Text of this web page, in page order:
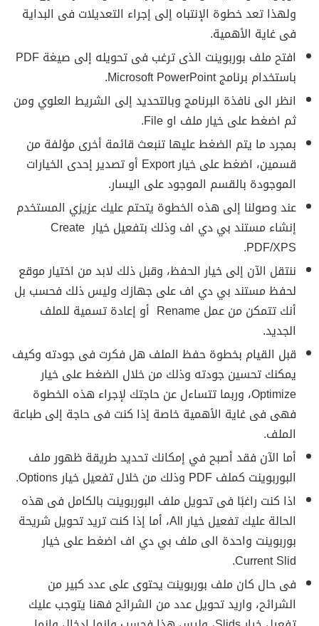
ولهذا تعد خطوة الإنتباه إلى إجراء التعديلات فى البداية
فى غاية الأهمية.
افتح ملف بوربوينت الذى ترغب فى تحويله إلى صيغة PDF
باستخدام برنامج Microsoft PowerPoint.
انظر الى نافذة البرنامج وبالتحديد إلى الشريط العلوي ومن
ثم اضغط على خيار ملف او File.
بمجرد ما يتم الضغط عليها تنبعث قائمة أخرى مؤلفة من
قسمين، اضغط على خيار Export أو تصدير إحدى الخيارات
الموجودة بالقسم الموجود على اليسار.
عند وصولنا إلى هذه الخطوة يتحتم عليك عزيزي المستخدم
إنشاء مستند بي دي اف وذلك بتفعيل خيار Create
PDF/XPS.
ننتقل الآن إلى خيار الحفظ، وقبل ذلك لابد من اختيار موقع
لحفظ مستند بي دي اف على جهازك وليس ذلك فحسب بل
أنك تتمكن من عمل Rename أو إعادة تسمية للملف
الجديد.
قبل القيام بخطوة حفظ الملف هل فكرت فى جودته وكيف
يمكنك تحسين جودته وذلك من خلال الضغط على خيار
Optimize، وربما تتساءل عن حاجتك لإجراء هذه الخطوة
فهى فى غاية الأهمية خاصة إذا كنت فى حاجة إلى طباعة
الملف.
أما الآن فقد أصبح في إمكانك تحديد طريقة ظهور ملف
البوربوينت كملف PDF وذلك من خلال تفعيل خيار Options.
اذا كنت راغبًا فى تحويل ملف البوربوينت بالكامل فى هذه
الحالة عليك تفعيل خيار All، أما إذا كنت تريد تحويل شريحة
بوربوينت واحدة الى ملف بي دي اف اضغط على خيار
Current Slid.
فى حال كان ملف بوربوينت يحتوى على عدد كبير من
الشرائح، واريد تحويل عدد من الشرائح فهنا يتوجب عليك